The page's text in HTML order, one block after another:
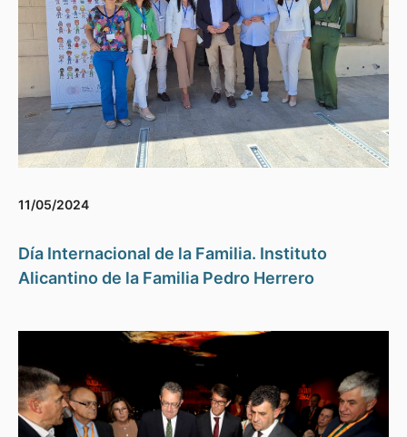
11/05/2024
Día Internacional de la Familia. Instituto
Alicantino de la Familia Pedro Herrero